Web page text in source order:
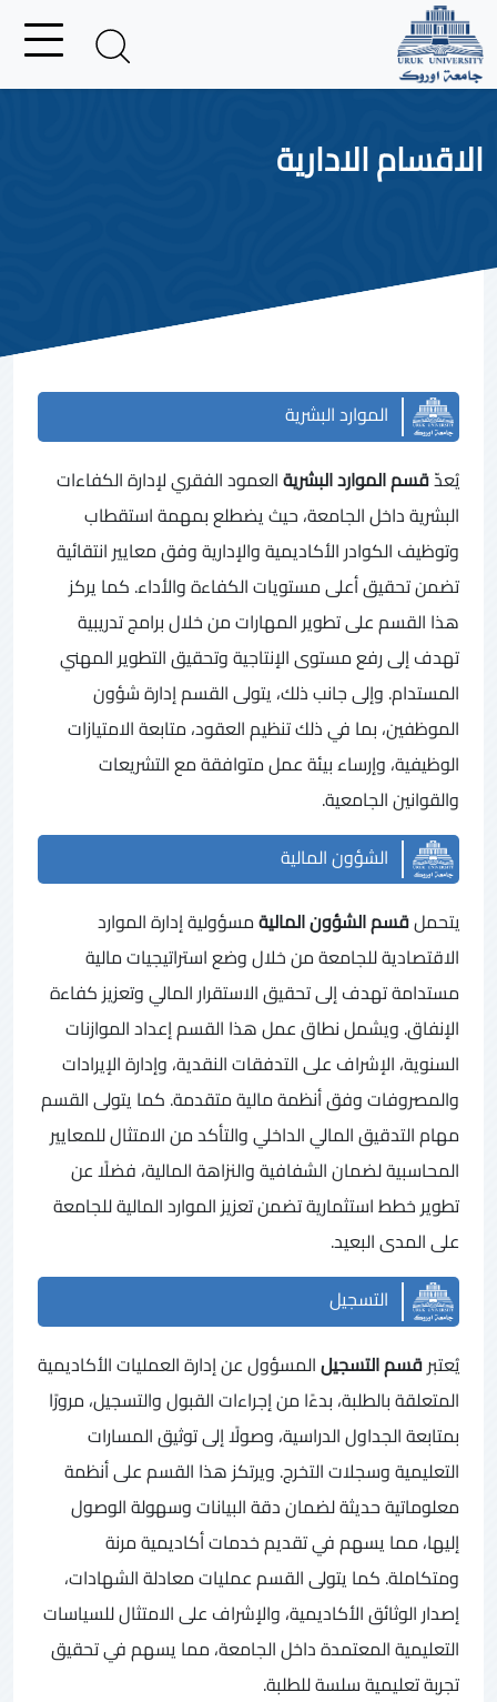
الاقسام الادارية
الموارد البشرية
يُعدّقسم الموارد البشريةالعمود الفقري لإدارة الكفاءات
البشرية داخل الجامعة، حيث يضطلع بمهمة استقطاب
وتوظيف الكوادر الأكاديمية والإدارية وفق معايير انتقائية
تضمن تحقيق أعلى مستويات الكفاءة والأداء. كما يركز
هذا القسم على تطوير المهارات من خلال برامج تدريبية
تهدف إلى رفع مستوى الإنتاجية وتحقيق التطوير المهني
المستدام. وإلى جانب ذلك، يتولى القسم إدارة شؤون
الموظفين، بما في ذلك تنظيم العقود، متابعة الامتيازات
الوظيفية، وإرساء بيئة عمل متوافقة مع التشريعات
والقوانين الجامعية.
الشؤون المالية
يتحملقسم الشؤون الماليةمسؤولية إدارة الموارد
الاقتصادية للجامعة من خلال وضع استراتيجيات مالية
مستدامة تهدف إلى تحقيق الاستقرار المالي وتعزيز كفاءة
الإنفاق. ويشمل نطاق عمل هذا القسم إعداد الموازنات
السنوية، الإشراف على التدفقات النقدية، وإدارة الإيرادات
والمصروفات وفق أنظمة مالية متقدمة. كما يتولى القسم
مهام التدقيق المالي الداخلي والتأكد من الامتثال للمعايير
المحاسبية لضمان الشفافية والنزاهة المالية، فضلًا عن
تطوير خطط استثمارية تضمن تعزيز الموارد المالية للجامعة
على المدى البعيد.
التسجيل
يُعتبرقسم التسجيلالمسؤول عن إدارة العمليات الأكاديمية
المتعلقة بالطلبة، بدءًا من إجراءات القبول والتسجيل، مرورًا
بمتابعة الجداول الدراسية، وصولًا إلى توثيق المسارات
التعليمية وسجلات التخرج. ويرتكز هذا القسم على أنظمة
معلوماتية حديثة لضمان دقة البيانات وسهولة الوصول
إليها، مما يسهم في تقديم خدمات أكاديمية مرنة
ومتكاملة. كما يتولى القسم عمليات معادلة الشهادات،
إصدار الوثائق الأكاديمية، والإشراف على الامتثال للسياسات
التعليمية المعتمدة داخل الجامعة، مما يسهم في تحقيق
تجربة تعليمية سلسة للطلبة.